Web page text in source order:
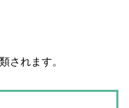
されます。